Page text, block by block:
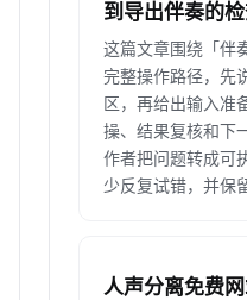
到导出伴奏的
这篇文章围绕「伴
完整操作路径，先
区，再给出输入准
操、结果复核和下
作者把问题转成可
少反复试错，并保
人声分离免费